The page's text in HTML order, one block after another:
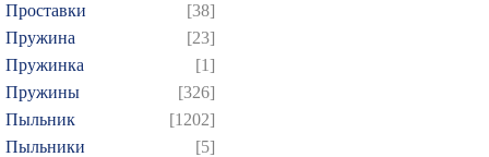
Проставки
[38]
Пружина
[23]
Пружинка
[1]
Пружины
[326]
Пыльник
[1202]
Пыльники
[5]